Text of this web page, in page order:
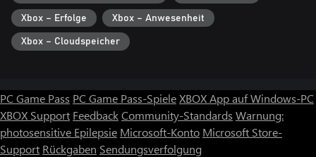
Xbox – Erfolge Xbox – Anwesenheit
Xbox – Cloudspeicher
PC Game Pass PC Game Pass-SpieleXBOX App auf Windows-PC
XBOX Support FeedbackCommunity-Standards Warnung:
photosensitive Epilepsie Microsoft-Konto Microsoft Store-
Support Rückgaben Sendungsverfolgung